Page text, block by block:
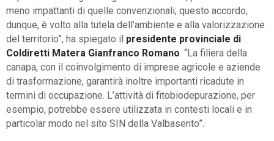
meno impattanti di quelle convenzionali; questo accordo,
dunque, è volto alla tutela dell’ambiente e alla valorizzazione
del territorio”, ha spiegato il presidente provinciale di
Coldiretti Matera Gianfranco Romano. “La filiera della
canapa, con il coinvolgimento di imprese agricole e aziende
di trasformazione, garantirà inoltre importanti ricadute in
termini di occupazione. L’attività di fitobiodepurazione, per
esempio, potrebbe essere utilizzata in contesti locali e in
particolar modo nel sito SIN della Valbasento”.